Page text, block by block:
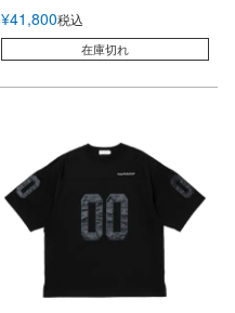
¥41,800税込
在庫切れ